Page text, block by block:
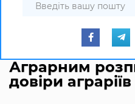
Аграрним
довіри